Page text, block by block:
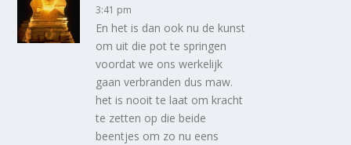
3:41 pm
En het is dan ook nu de kunst
om uit die pot te springen
voordat we ons werkelijk
gaan verbranden dus maw.
het is nooit te laat om kracht
te zetten op die beide
beentjes om zo nu eens